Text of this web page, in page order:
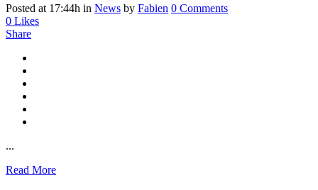
Posted at 17:44h in News by Fabien 0 Comments
0 Likes
Share
...
Read More